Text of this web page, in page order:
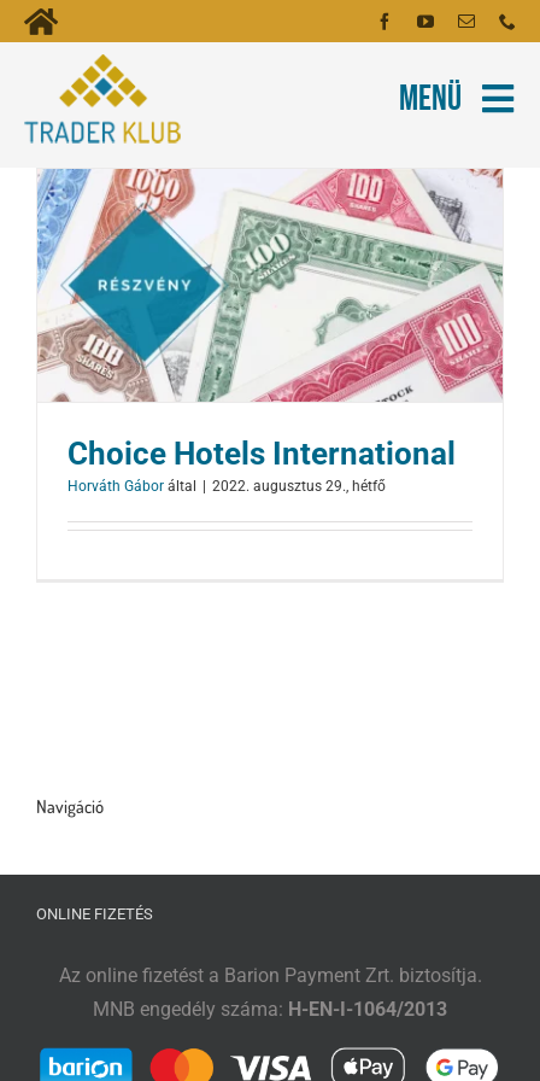
Kihagyás
Toggle
Navigation
Kezdőoldal
Fiókom
Hírlevél
Kapcsolat
Menü
Oktatóanyagok
Tartalmak
Képzés
Robotok
Choice Hotels International
Horváth Gábor által 2022. augusztus 29., hétfő
Navigáció
ONLINE FIZETÉS
Az online fizetést a Barion Payment Zrt. biztosítja.
MNB engedély száma: H-EN-I-1064/2013